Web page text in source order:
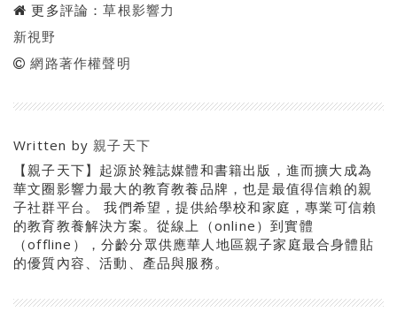
更多評論：草根影響力
新視野
網路著作權聲明
Written by親子天下
【親子天下】起源於雜誌媒體和書籍出版，進而擴大成為
華文圈影響力最大的教育教養品牌，也是最值得信賴的親
子社群平台。 我們希望，提供給學校和家庭，專業可信賴
的教育教養解決方案。從線上（online）到實體
（offline），分齡分眾供應華人地區親子家庭最合身體貼
的優質內容、活動、產品與服務。